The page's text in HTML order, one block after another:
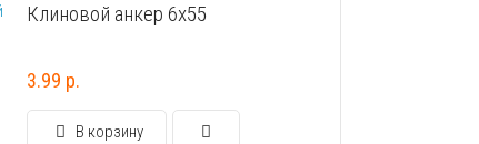
Клиновой анкер 6х55
3.99 р.
В корзину